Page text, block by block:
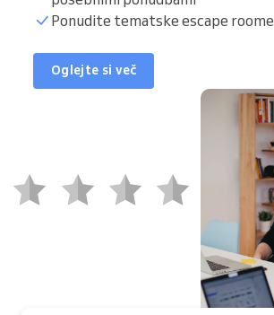
Ponudite tematske escape roome
Oglejte si več